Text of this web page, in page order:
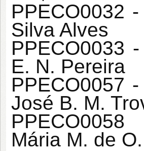
PPECO0032
Silva Alves
PPECO0033
E. N. Pereira
José B. M.
PPECO0058
Mária M. de